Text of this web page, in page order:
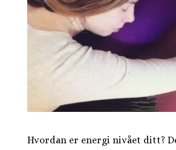
Hvordan er energi nivået ditt?